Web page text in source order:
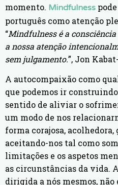
momento. Mindfulness
português como atenção
“Mindfulness é a
a nossa atenção
sem julgamento.”, Jon
A autocompaixão como
que podemos ir
sentido de aliviar o
um modo de nos
forma corajosa,
aceitando-nos tal como
limitações e os aspetos
as circunstâncias da vida.
dirigida a nós mesmos,